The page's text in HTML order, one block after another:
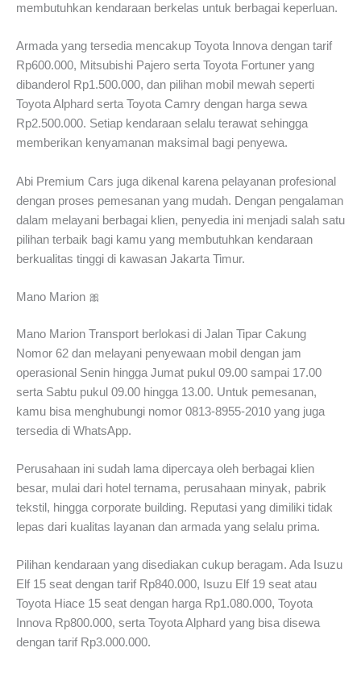
membutuhkan kendaraan berkelas untuk berbagai keperluan.
Armada yang tersedia mencakup Toyota Innova dengan tarif
Rp600.000, Mitsubishi Pajero serta Toyota Fortuner yang
dibanderol Rp1.500.000, dan pilihan mobil mewah seperti
Toyota Alphard serta Toyota Camry dengan harga sewa
Rp2.500.000. Setiap kendaraan selalu terawat sehingga
memberikan kenyamanan maksimal bagi penyewa.
Abi Premium Cars juga dikenal karena pelayanan profesional
dengan proses pemesanan yang mudah. Dengan pengalaman
dalam melayani berbagai klien, penyedia ini menjadi salah satu
pilihan terbaik bagi kamu yang membutuhkan kendaraan
berkualitas tinggi di kawasan Jakarta Timur.
Mano Marion 🎀
Mano Marion Transport berlokasi di Jalan Tipar Cakung
Nomor 62 dan melayani penyewaan mobil dengan jam
operasional Senin hingga Jumat pukul 09.00 sampai 17.00
serta Sabtu pukul 09.00 hingga 13.00. Untuk pemesanan,
kamu bisa menghubungi nomor 0813-8955-2010 yang juga
tersedia di WhatsApp.
Perusahaan ini sudah lama dipercaya oleh berbagai klien
besar, mulai dari hotel ternama, perusahaan minyak, pabrik
tekstil, hingga corporate building. Reputasi yang dimiliki tidak
lepas dari kualitas layanan dan armada yang selalu prima.
Pilihan kendaraan yang disediakan cukup beragam. Ada Isuzu
Elf 15 seat dengan tarif Rp840.000, Isuzu Elf 19 seat atau
Toyota Hiace 15 seat dengan harga Rp1.080.000, Toyota
Innova Rp800.000, serta Toyota Alphard yang bisa disewa
dengan tarif Rp3.000.000.